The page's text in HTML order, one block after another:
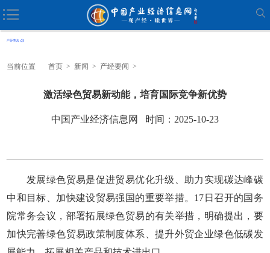
当前位置 首页 > 新闻 > 产经要闻 >
激活绿色贸易新动能，培育国际竞争新优势
中国产业经济信息网 时间：2025-10-23
发展绿色贸易是促进贸易优化升级、助力实现碳达峰碳
中和目标、加快建设贸易强国的重要举措。17日召开的国务
院常务会议，部署拓展绿色贸易的有关举措，明确提出，要
加快完善绿色贸易政策制度体系、提升外贸企业绿色低碳发